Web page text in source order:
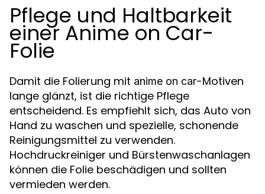
Pflege und Haltbarkeit
einer Anime on Car-
Folie
Damit die Folierung mit anime on car-Motiven
lange glänzt, ist die richtige Pflege
entscheidend. Es empfiehlt sich, das Auto von
Hand zu waschen und spezielle, schonende
Reinigungsmittel zu verwenden.
Hochdruckreiniger und Bürstenwaschanlagen
können die Folie beschädigen und sollten
vermieden werden.